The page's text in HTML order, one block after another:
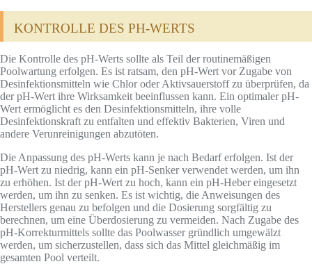
KONTROLLE DES PH-WERTS
Die Kontrolle des pH-Werts sollte als Teil der routinemäßigen
Poolwartung erfolgen. Es ist ratsam, den pH-Wert vor Zugabe von
Desinfektionsmitteln wie Chlor oder Aktivsauerstoff zu überprüfen, da
der pH-Wert ihre Wirksamkeit beeinflussen kann. Ein optimaler pH-
Wert ermöglicht es den Desinfektionsmitteln, ihre volle
Desinfektionskraft zu entfalten und effektiv Bakterien, Viren und
andere Verunreinigungen abzutöten.
Die Anpassung des pH-Werts kann je nach Bedarf erfolgen. Ist der
pH-Wert zu niedrig, kann ein pH-Senker verwendet werden, um ihn
zu erhöhen. Ist der pH-Wert zu hoch, kann ein pH-Heber eingesetzt
werden, um ihn zu senken. Es ist wichtig, die Anweisungen des
Herstellers genau zu befolgen und die Dosierung sorgfältig zu
berechnen, um eine Überdosierung zu vermeiden. Nach Zugabe des
pH-Korrekturmittels sollte das Poolwasser gründlich umgewälzt
werden, um sicherzustellen, dass sich das Mittel gleichmäßig im
gesamten Pool verteilt.